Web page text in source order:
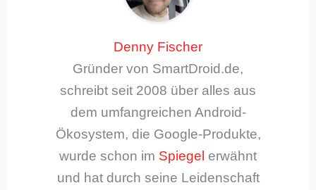
Denny Fischer
Gründer von SmartDroid.de,
schreibt seit 2008 über alles aus
dem umfangreichen Android-
Ökosystem, die Google-Produkte,
wurde schon im Spiegel erwähnt
und hat durch seine Leidenschaft